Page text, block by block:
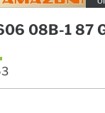
08B-1 87